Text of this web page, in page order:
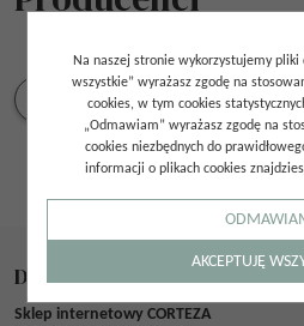
Dane kontaktowe
Sklep internetowy CORTEZA
Na naszej stronie wykorzystujemy pliki
wszystkie” wyrażasz zgodę na
cookies, w tym cookies
„Odmawiam” wyrażasz zgodę na
cookies niezbędnych do
informacji o plikach cookies
AKCEPTUJĘ